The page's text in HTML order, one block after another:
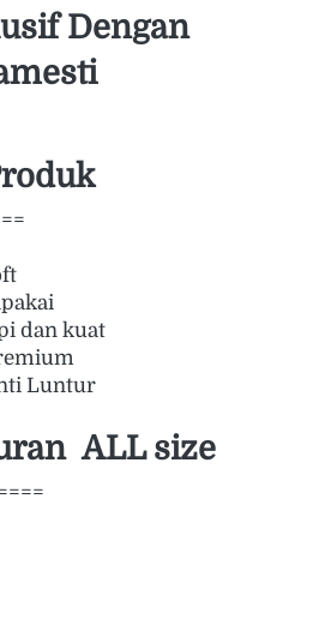
Dengan
dan kuat
Luntur
ALL size